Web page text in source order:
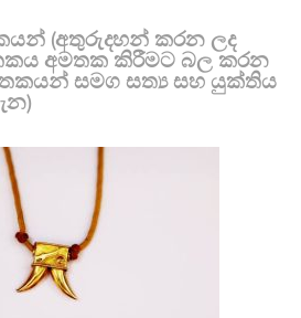
(අතුරුදහන් කරන ලද
අමතක කිරීමට බල කරන
සමග සත්‍ය සහ යුක්තිය